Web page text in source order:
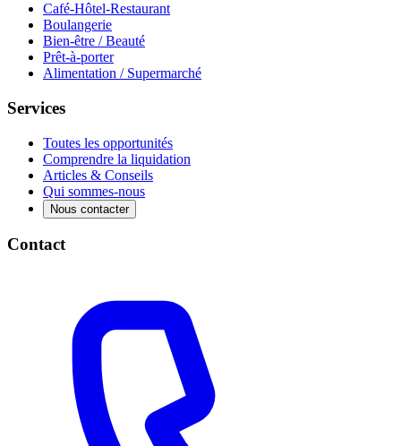
Café-Hôtel-Restaurant
Boulangerie
Bien-être / Beauté
Prêt-à-porter
Alimentation / Supermarché
Services
Toutes les opportunités
Comprendre la liquidation
Articles & Conseils
Qui sommes-nous
Nous contacter
Contact